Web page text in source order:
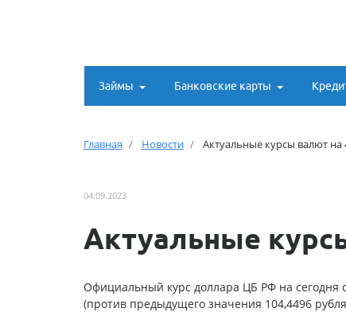
Займы Банковские карты
Главная Новости Актуальные курсы валют на
04.09.2023
Актуальные
Официальный курс доллара ЦБ РФ на сегодня
(против предыдущего значения 104,4496